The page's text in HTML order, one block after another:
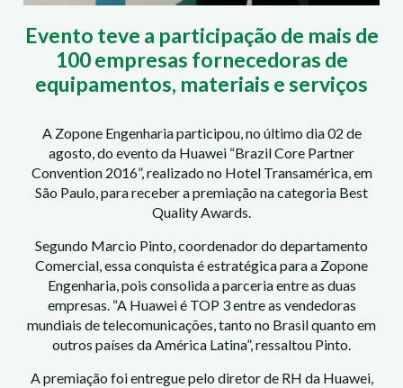
Evento teve a participação de mais de
100 empresas fornecedoras de
equipamentos, materiais e serviços
A Zopone Engenharia participou, no último dia 02 de
agosto, do evento da Huawei “Brazil Core Partner
Convention 2016”, realizado no Hotel Transamérica, em
São Paulo, para receber a premiação na categoria Best
Quality Awards.
Segundo Marcio Pinto, coordenador do departamento
Comercial, essa conquista é estratégica para a Zopone
Engenharia, pois consolida a parceria entre as duas
empresas. “A Huawei é TOP 3 entre as vendedoras
mundiais de telecomunicações, tanto no Brasil quanto em
outros países da América Latina”, ressaltou Pinto.
A premiação foi entregue pelo diretor de RH da Huawei,